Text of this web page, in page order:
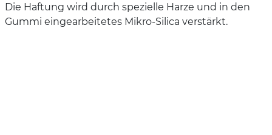
Die Haftung wird durch spezielle Harze und in den
Gummi eingearbeitetes Mikro-Silica verstärkt.